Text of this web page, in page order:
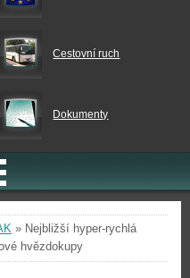
Cestovní ruch
Dokumenty
» Nejbližší hyper-rychlá
hvězdokupy